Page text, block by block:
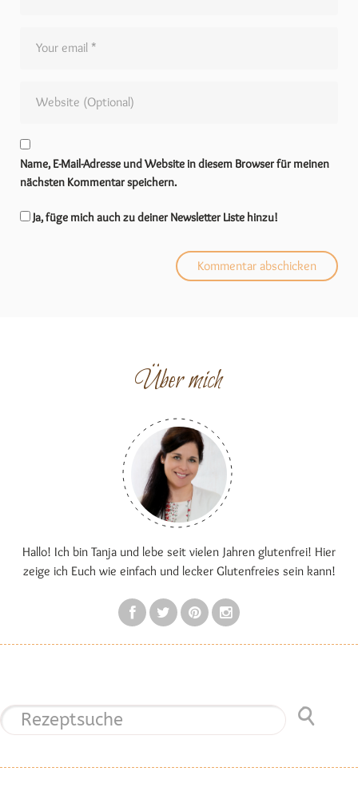
Name, E-Mail-Adresse und Website in diesem Browser für meinen
nächsten Kommentar speichern.
Ja, füge mich auch zu deiner Newsletter Liste hinzu!
Über mich
Hallo! Ich bin Tanja und lebe seit vielen Jahren glutenfrei! Hier
zeige ich Euch wie einfach und lecker Glutenfreies sein kann!